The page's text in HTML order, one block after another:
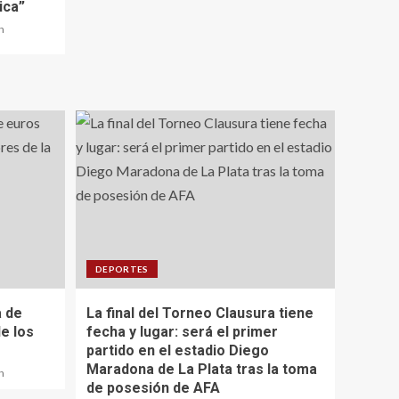
de
los
DEPORTES
La final del Torneo Clausura tiene
fecha y lugar: será el primer
partido en el estadio Diego
Maradona de La Plata tras la toma
de posesión de AFA